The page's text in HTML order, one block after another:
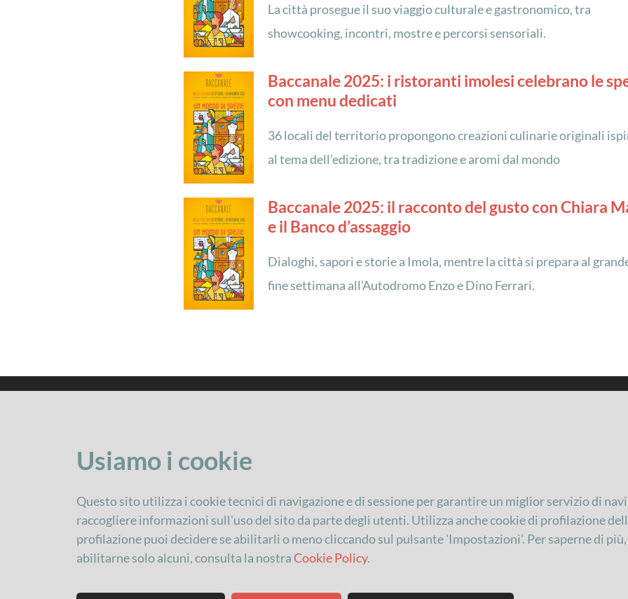
La città prosegue il suo viaggio culturale e gastronomico, tra
showcooking, incontri, mostre e percorsi sensoriali.
Baccanale 2025: i ristoranti imolesi celebrano le
con menu dedicati
36 locali del territorio propongono creazioni culinarie originali
al tema dell’edizione, tra tradizione e aromi dal mondo
Baccanale 2025: il racconto del gusto con Chiara
e il Banco d’assaggio
Dialoghi, sapori e storie a Imola, mentre la città si prepara al
fine settimana all’Autodromo Enzo e Dino Ferrari.
di Imola
Attività culturali
Cavour, 84 40026 Imola
Il Baccanale
Programma
Hai un’iniziativa da proporre
Usiamo i cookie
Questo sito utilizza i cookie tecnici di navigazione e di sessione per garantire un miglior servizio di
raccogliere informazioni sull'uso del sito da parte degli utenti. Utilizza anche cookie di profilazione
profilazione puoi decidere se abilitarli o meno cliccando sul pulsante 'Impostazioni'. Per saperne di
abilitarne solo alcuni, consulta la nostraCookie Policy.